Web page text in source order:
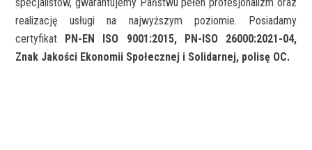
realizację usługi na najwyższym poziomie. Posiadamy
certyfikat
PN-EN ISO 9001:2015, PN-ISO 26000:2021-04,
Znak Jakości Ekonomii Społecznej i Solidarnej, polisę OC.